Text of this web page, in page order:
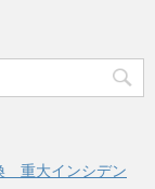
重大インシデン